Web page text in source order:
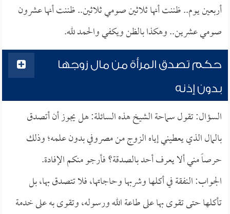
أربعين يوم.. ظننت أنها ثلاثين صومي ثلاثين.. ظننت أنها عشرون
صومي عشرين.. وهكذا بالظن ويكفي والحمد لله.
حكم تصدق المرأة من مال زوجها
بدون إذنه
السؤال: تقول سماحة الشيخ هذه السائلة: هل يجوز أن أتصدق
بالمال الذي يعطيني إياه الزوج من مصروفي بدون علمه؛ وذلك
حرصاً مني ألا يعرف أحد بالصدقة؟ فأرجو منكم الإفادة.
الجواب: النفقة في أكلها وشربها وحاجاتها، فلا تتصدق بها، بل
تأكلها حتى تقوى بها على طاعة الله ورسوله، وتقوى به على خدمة